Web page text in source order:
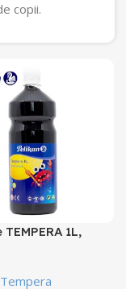
copii.
1L,